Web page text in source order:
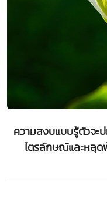
ความสงบแบบรู้ตัวจะ
ไตรลักษณ์และหลุ